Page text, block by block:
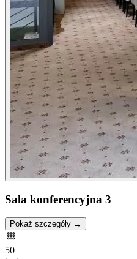
Sala konferencyjna 3
Pokaż szczegóły →
50